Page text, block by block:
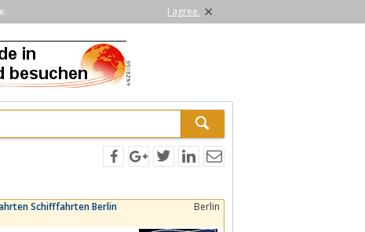
I agree. ×
Schifffahrten Berlin
Berlin